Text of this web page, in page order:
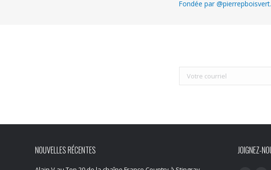
Fondée par
NOUVELLES RÉCENTES JOIGNEZ-